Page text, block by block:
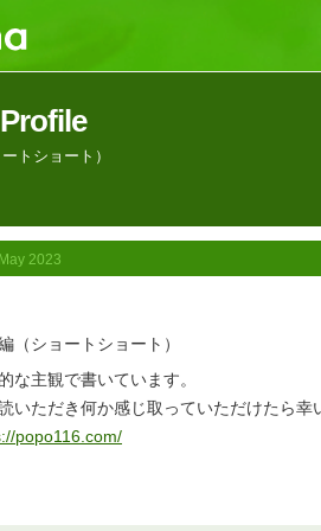
トショート）
2023
（ショートショート）
な主観で書いています。
いただき何か感じ取っていただけたら幸
popo116.com/